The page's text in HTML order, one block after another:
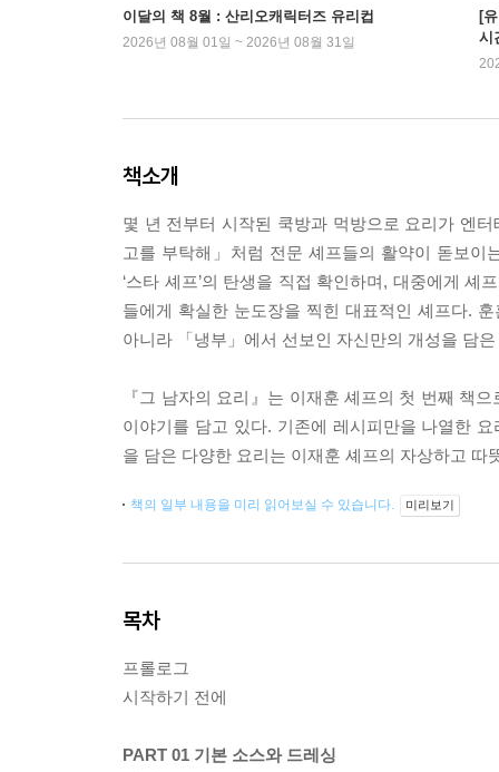
이달의 책 8월 : 산리오캐릭터즈 유리컵
2026년 08월 01일 ~ 2026년 08월 31일
[
시
책소개
몇 년 전부터 시작된 쿡방과 먹방으로 요리가 엔
고를 부탁해」처럼 전문 셰프들의 활약이 돋보이
‘스타 셰프’의 탄생을 직접 확인하며, 대중에게
들에게 확실한 눈도장을 찍힌 대표적인 셰프다.
아니라 「냉부」에서 선보인 자신만의 개성을 담
『그 남자의 요리』는 이재훈 셰프의 첫 번째 책
이야기를 담고 있다. 기존에 레시피만을 나열한
을 담은 다양한 요리는 이재훈 셰프의 자상하고
책의 일부 내용을 미리 읽어보실 수 있습니다. 미리보기
목차
프롤로그
시작하기 전에
PART 01 기본 소스와 드레싱